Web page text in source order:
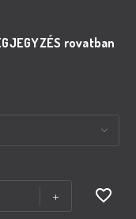
rovatban
+